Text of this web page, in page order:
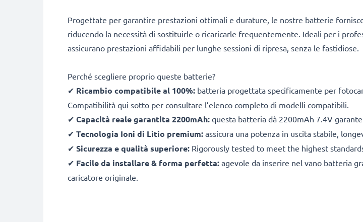
Progettate per garantire prestazioni ottimali e durature, le nostre batterie
riducendo la necessità di sostituirle o ricaricarle frequentemente. Ideali per i
assicurano prestazioni affidabili per lunghe sessioni di ripresa, senza le fastidiose.
Perché scegliere proprio queste batterie?
✔ Ricambio compatibile al 100%: batteria progettata specificamente per
Compatibilità qui sotto per consultare l’elenco completo di modelli compatibili.
✔ Capacità reale garantita 2200mAh: questa batteria dà 2200mAh 7.4V
✔ Tecnologia Ioni di Litio premium: assicura una potenza in uscita stabile,
✔ Sicurezza e qualità superiore: Rigorously tested to meet the highest
✔ Facile da installare & forma perfetta: agevole da inserire nel vano batteria
caricatore originale.